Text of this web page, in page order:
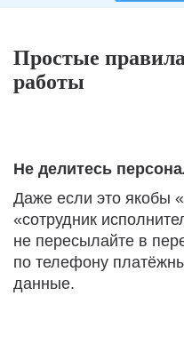
Простые
работы
Не делитесь
Даже если это якобы
«сотрудник
не пересылайте в
по телефону
данные.